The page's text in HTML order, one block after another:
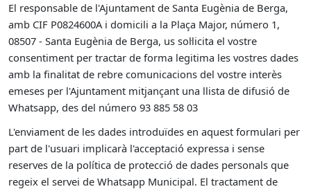
El responsable de l'Ajuntament de Santa Eugènia de Berga,
amb CIF P0824600A i domicili a la Plaça Major, número 1,
08507 - Santa Eugènia de Berga, us sol·licita el vostre
consentiment per tractar de forma legitima les vostres dades
amb la finalitat de rebre comunicacions del vostre interès
emeses per l'Ajuntament mitjançant una llista de difusió de
Whatsapp, des del número 93 885 58 03
L'enviament de les dades introduïdes en aquest formulari per
part de l'usuari implicarà l'acceptació expressa i sense
reserves de la política de protecció de dades personals que
regeix el servei de Whatsapp Municipal. El tractament de